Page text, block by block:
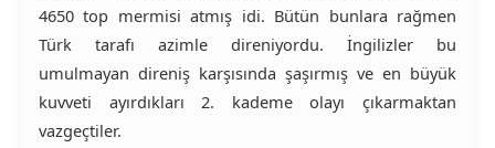
4650 top mermisi atmış idi. Bütün bunlara rağmen
Türk tarafı azimle direniyordu. İngilizler bu
umulmayan direniş karşısında şaşırmış ve en büyük
kuvveti ayırdıkları 2. kademe olayı çıkarmaktan
vazgeçtiler.